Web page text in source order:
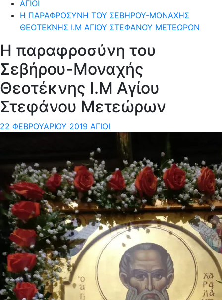
ΆΓΙΟΙ
Η ΠΑΡΑΦΡΟΣΎΝΗ ΤΟΥ ΣΕΒΉΡΟΥ-ΜΟΝΑΧΉΣ
ΘΕΟΤΈΚΝΗΣ Ι.Μ ΑΓΊΟΥ ΣΤΕΦΆΝΟΥ ΜΕΤΕΏΡΩΝ
Η παραφροσύνη του
Σεβήρου-Μοναχής
Θεοτέκνης Ι.Μ Αγίου
Στεφάνου Μετεώρων
22 ΦΕΒΡΟΥΑΡΊΟΥ 2019 ΆΓΙΟΙ